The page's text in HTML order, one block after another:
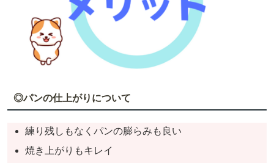
◎パンの仕上がりについて
練り残しもなくパンの膨らみも良い
焼き上がりもキレイ